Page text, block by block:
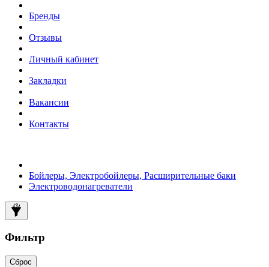
Бренды
Отзывы
Личный кабинет
Закладки
Вакансии
Контакты
Бойлеры, Электробойлеры, Расширительные баки
Электроводонагреватели
Фильтр
Сброс